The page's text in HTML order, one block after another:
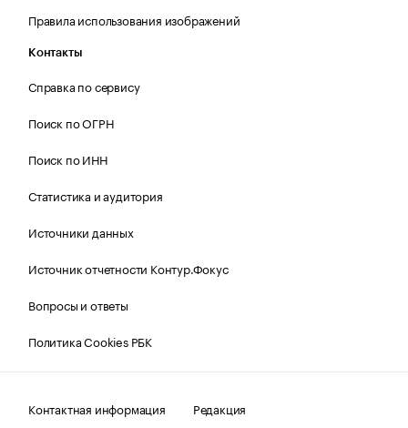
Правила использования изображений
Контакты
Справка по сервису
Поиск по ОГРН
Поиск по ИНН
Статистика и аудитория
Источники данных
Источник отчетности Контур.Фокус
Вопросы и ответы
Политика Cookies РБК
Контактная информация Редакция